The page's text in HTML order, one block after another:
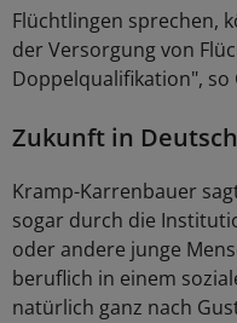
Flüchtlingen sprechen,
der Versorgung von
Doppelqualifikation", so
Zukunft in
Kramp-Karrenbauer
sogar durch die
oder andere junge
beruflich in einem
natürlich ganz nach